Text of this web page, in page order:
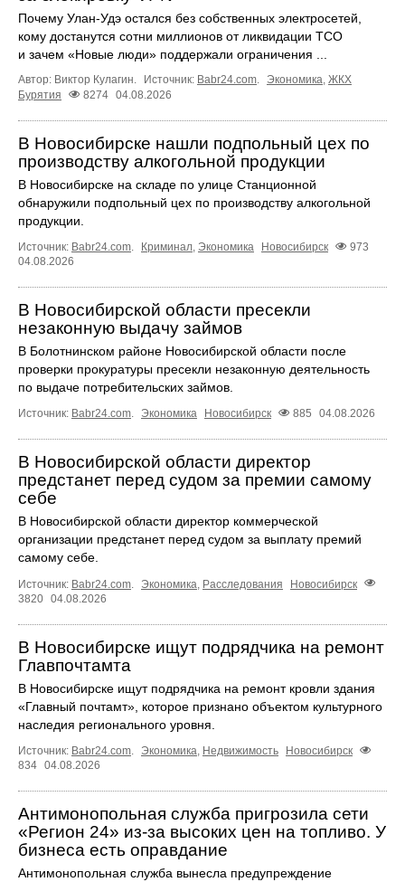
Почему Улан-Удэ остался без собственных электросетей,
кому достанутся сотни миллионов от ликвидации ТСО
и зачем «Новые люди» поддержали ограничения ...
Автор: Виктор Кулагин. Источник: Babr24.com. Экономика, ЖКХ
Бурятия
8274 04.08.2026
В Новосибирске нашли подпольный цех по
производству алкогольной продукции
В Новосибирске на складе по улице Станционной
обнаружили подпольный цех по производству алкогольной
продукции.
Источник: Babr24.com. Криминал, Экономика Новосибирск
973
04.08.2026
В Новосибирской области пресекли
незаконную выдачу займов
В Болотнинском районе Новосибирской области после
проверки прокуратуры пресекли незаконную деятельность
по выдаче потребительских займов.
Источник: Babr24.com. Экономика Новосибирск 885 04.08.2026
В Новосибирской области директор
предстанет перед судом за премии самому
себе
В Новосибирской области директор коммерческой
организации предстанет перед судом за выплату премий
самому себе.
Источник: Babr24.com Экономика Расследования
Новосибирск
3820 04.08.2026
В Новосибирске ищут подрядчика на ремонт
Главпочтамта
В Новосибирске ищут подрядчика на ремонт кровли здания
«Главный почтамт», которое признано объектом культурного
наследия регионального уровня.
Источник: Babr24.com Экономика Недвижимость
Новосибирск
834 04.08.2026
Антимонопольная служба пригрозила сети
«Регион 24» из-за высоких цен на топливо. У
бизнеса есть оправдание
Антимонопольная служба вынесла предупреждение